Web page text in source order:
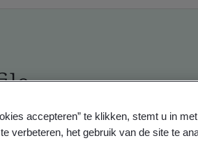
- Validation and
accepteren” te klikken, stemt u in
verbeteren, het gebruik van de site te